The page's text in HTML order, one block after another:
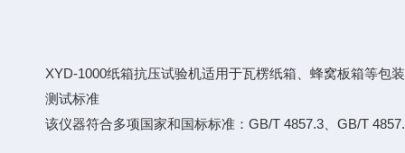
XYD-1000纸箱抗压试验机适用于瓦楞纸箱、蜂窝板箱等包
测试标准
该仪器符合多项国家和国标标准：GB/T 4857.3、GB/T